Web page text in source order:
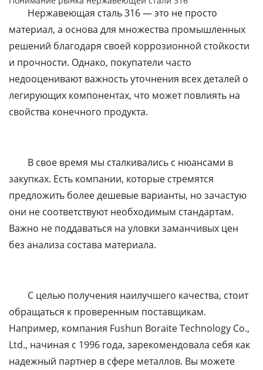
Нержавеющая сталь 316 — это не просто
материал, а основа для множества промышленных
решений благодаря своей коррозионной стойкости
и прочности. Однако, покупатели часто
недооценивают важность уточнения всех деталей о
легирующих компонентах, что может повлиять на
свойства конечного продукта.
В свое время мы сталкивались с нюансами в
закупках. Есть компании, которые стремятся
предложить более дешевые варианты, но зачастую
они не соответствуют необходимым стандартам.
Важно не поддаваться на уловки заманчивых цен
без анализа состава материала.
С целью получения наилучшего качества, стоит
обращаться к проверенным поставщикам.
Например, компания Fushun Boraite Technology Co.,
Ltd., начиная с 1996 года, зарекомендовала себя как
надежный партнер в сфере металлов. Вы можете